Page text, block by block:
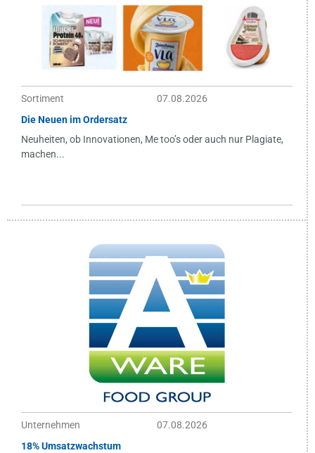
Sortiment
07.08.2026
Die Neuen im Ordersatz
Neuheiten, ob Innovationen, Me too’s oder auch nur Plagiate,
machen...
Unternehmen
07.08.2026
18% Umsatzwachstum